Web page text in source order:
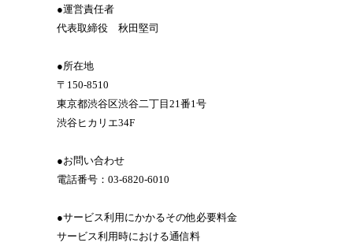
●運営責任者
代表取締役 秋田堅司
●所在地
〒150‐8510
東京都渋谷区渋谷二丁目21番1号
渋谷ヒカリエ34F
●お問い合わせ
電話番号：03-6820-6010
●サービス利用にかかるその他必要料金
サービス利用時における通信料